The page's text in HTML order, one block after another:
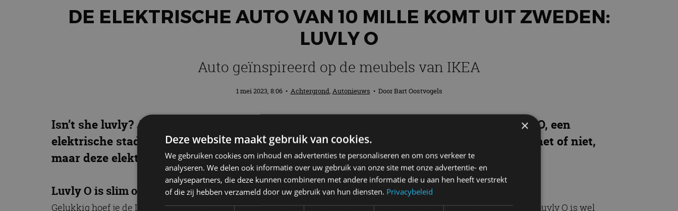
DE ELEKTRISCHE AUTO VAN 10 MILLE KOMT UIT ZWEDEN:
LUVLY O
Auto geïnspireerd op de meubels van IKEA
1 mei 2023, 8:06 • Achtergrond, Autonieuws • DoorBart Oostvogels
Isn’t she luvly? Ja, we hebben ‘luvly’ bewust foutief geschreven. Dit is namelijk de Luvly O, een
elektrische stadsauto uit Zweden met een prijskaartje van ongeveer 10.000 euro. Geloof het of niet,
maar deze elektrische auto is geïnspireerd op de meubels van IKEA.
Luvly O is slim ontworpen
Gelukkig hoef je de Luvly O niet zelf in elkaar te schroeven, zoals bij veel IKEA-meubelstukken wel het geval is. De Luvly O is wel
×
Deze website maakt gebruik van cookies.
We gebruiken cookies om inhoud en advertenties te personaliseren en om ons verkeer te
analyseren. We delen ook informatie over uw gebruik van onze site met onze advertentie- en
analysepartners, die deze kunnen combineren met andere informatie die u aan hen heeft verstrekt
of die zij hebben verzameld door uw gebruik van hun diensten. Privacybeleid